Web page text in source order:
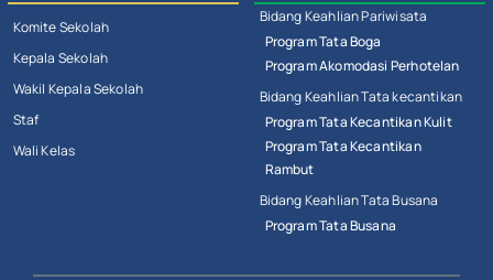
Komite Sekolah
Kepala Sekolah
Wakil Kepala Sekolah
Staf
Wali Kelas
Bidang Keahlian Pariwisata
Program Tata Boga
Program Akomodasi Perhotelan
Bidang Keahlian Tata kecantikan
Program Tata Kecantikan Kulit
Program Tata Kecantikan
Rambut
Bidang Keahlian Tata Busana
Program Tata Busana